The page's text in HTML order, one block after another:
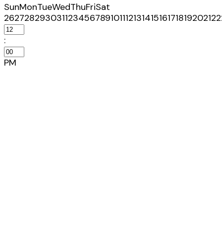
SunMonTueWedThuFriSat
26272829303112345678910111213141516171819202122
:
PM